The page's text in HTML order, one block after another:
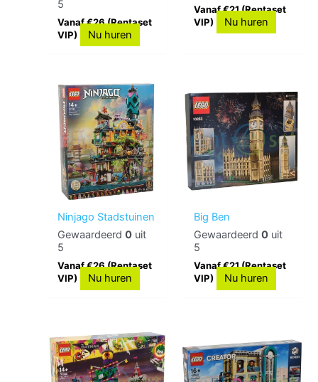
5
Vanaf €26 (Rentaset
VIP)
Nu huren
Vanaf €21 (Rentaset
VIP)
Nu huren
Ninjago Stadstuinen
Gewaardeerd0 uit
5
Vanaf €26 (Rentaset
VIP)
Nu huren
Big Ben
Gewaardeerd0 uit
5
Vanaf €21 (Rentaset
VIP)
Nu huren